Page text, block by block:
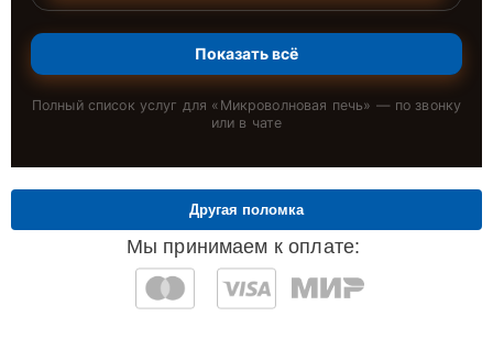
Показать всё
Полный список услуг для « Микроволновая печь» — по звонку
или в чате
Мы принимаем к оплате:
Другая поломка